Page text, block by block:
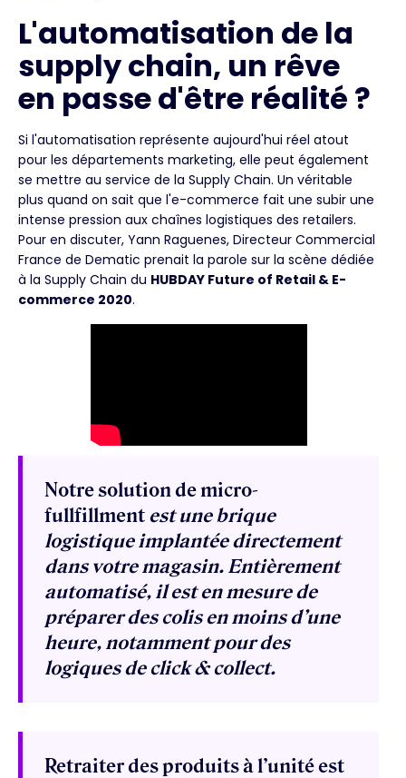
L'automatisation de la
supply chain, un rêve
en passe d'être réalité ?
Si l'automatisation représente aujourd'hui réel atout
pour les départements marketing, elle peut également
se mettre au service de la Supply Chain. Un véritable
plus quand on sait que l'e-commerce fait une subir une
intense pression aux chaînes logistiques des retailers.
Pour en discuter, Yann Raguenes, Directeur Commercial
France de Dematic prenait la parole sur la scène dédiée
à la Supply Chain du HUBDAY Future of Retail & E-
commerce 2020.
Notre solution de micro-
fullfillment est une brique
logistique implantée directement
dans votre magasin. Entièrement
automatisé, il est en mesure de
préparer des colis en moins d’une
heure, notamment pour des
logiques de click & collect.
Retraiter des produits à l’unité est